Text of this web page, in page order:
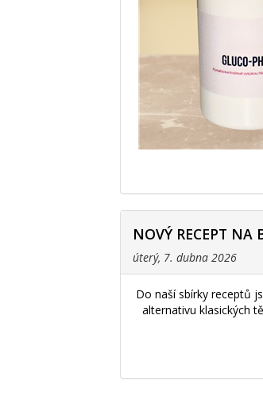
NOVÝ RECEPT NA
úterý, 7. dubna 2026
Do naší sbírky receptů
alternativu klasických